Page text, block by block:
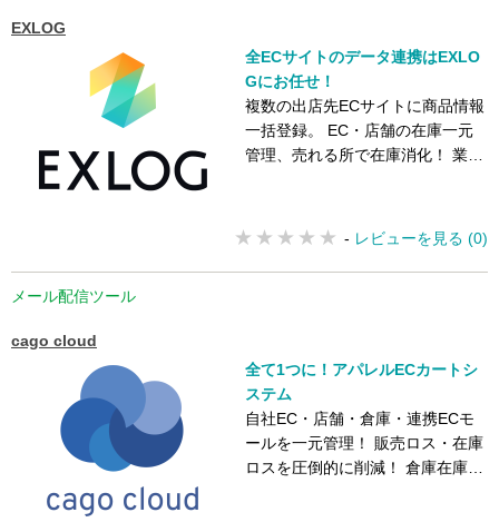
EXLOG
全ECサイトのデータ連携はEXLO
Gにお任せ！
複数の出店先ECサイトに商品情報
一括登録。 EC・店舗の在庫一元
管理、売れる所で在庫消化！ 業界
- レビューを見る (0)
メール配信ツール
cago cloud
全て1つに！アパレルECカートシ
ステム
自社EC・店舗・倉庫・連携ECモ
ールを一元管理！ 販売ロス・在庫
ロスを圧倒的に削減！ 倉庫在庫と